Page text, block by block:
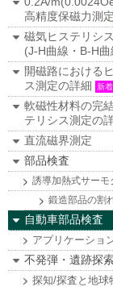
高精度保磁力測定
磁気ヒステリシ
(J-H曲線・B-H
開磁路における
ス測定の詳細
新着
軟磁性材料の完
テリシス測定の
直流磁界測定
部品検査
誘導加熱式サーモ
鍛造部品の割
自動車部品検査
アプリケーショ
不発弾・遺跡探
探知/探査と地球